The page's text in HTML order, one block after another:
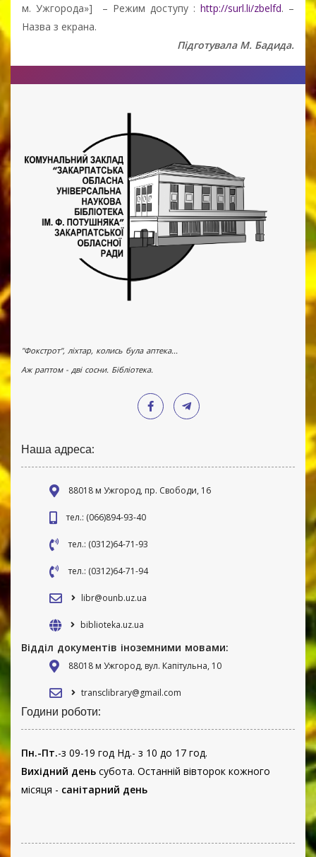
м. Ужгорода»] – Режим доступу : http://surl.li/zbelfd. –
Назва з екрана.
Підготувала М. Бадида.
"Фокстрот", ліхтар, колись була аптека...
Аж раптом - дві сосни. Бібліотека.
Наша адреса:
88018 м Ужгород, пр. Свободи, 16
тел.: (066)894-93-40
тел.: (0312)64-71-93
тел.: (0312)64-71-94
libr@ounb.uz.ua
biblioteka.uz.ua
Відділ документів іноземними мовами:
88018 м Ужгород, вул. Капітульна, 10
transclibrary@gmail.com
Години роботи:
Пн.-Пт.-з 09-19 год Нд.- з 10 до 17 год.
Вихідний день субота. Останній вівторок кожного
місяця - санітарний день